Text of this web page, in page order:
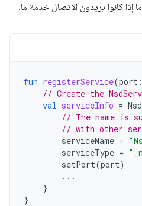
إذا كانوا يريدون الاتصال خدمة ما.
fun registerService(port :
// Create the
val serviceInfo =
// The name is
// with other
serviceName =
serviceType =
setPort(port)
...
}
}